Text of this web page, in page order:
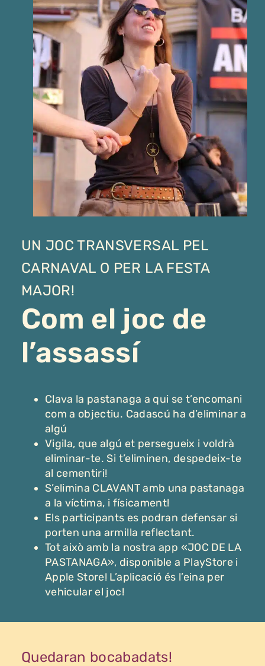
UN JOC TRANSVERSAL PEL
CARNAVAL O PER LA FESTA
MAJOR!
Com el joc de
l’assassí
Clava la pastanaga a qui se t’encomani
com a objectiu. Cadascú ha d’eliminar a
algú
Vigila, que algú et persegueix i voldrà
eliminar-te. Si t’eliminen, despedeix-te
al cementiri!
S’elimina CLAVANT amb una pastanaga
a la víctima, i físicament!
Els participants es podran defensar si
porten una armilla reflectant.
Tot això amb la nostra app «JOC DE LA
PASTANAGA», disponible a PlayStore i
Apple Store! L’aplicació és l’eina per
vehicular el joc!
Quedaran bocabadats!